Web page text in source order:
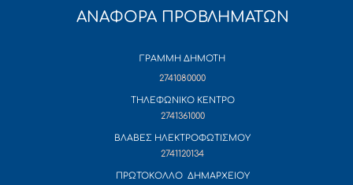
ΑΝΑΦΟΡΑ ΠΡΟΒΛΗΜΑΤΩΝ
ΓΡΑΜΜΗ ΔΗΜΟΤΗ
2741080000
ΤΗΛΕΦΩΝΙΚΟ ΚΕΝΤΡΟ
2741361000
ΒΛΑΒΕΣ ΗΛΕΚΤΡΟΦΩΤΙΣΜΟΥ
2741120134
ΠΡΩΤΟΚΟΛΛΟ ΔΗΜΑΡΧΕΙΟΥ